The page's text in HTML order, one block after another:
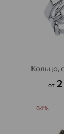
Кольцо,
от
64%